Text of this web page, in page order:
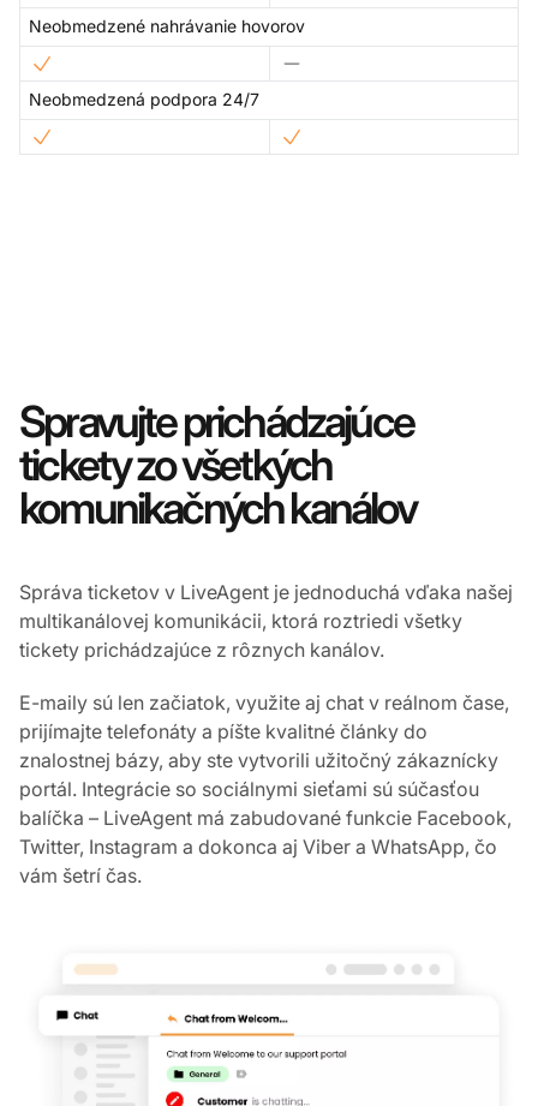
Neobmedzené nahrávanie hovorov
Neobmedzená podpora 24/7
Spravujte prichádzajúce
tickety zo všetkých
komunikačných kanálov
Správa ticketov v LiveAgent je jednoduchá vďaka našej
multikanálovej komunikácii, ktorá roztriedi všetky
tickety prichádzajúce z rôznych kanálov.
E-maily sú len začiatok, využite aj chat v reálnom čase,
prijímajte telefonáty a píšte kvalitné články do
znalostnej bázy, aby ste vytvorili užitočný zákaznícky
portál. Integrácie so sociálnymi sieťami sú súčasťou
balíčka – LiveAgent má zabudované funkcie Facebook,
Twitter, Instagram a dokonca aj Viber a WhatsApp, čo
vám šetrí čas.